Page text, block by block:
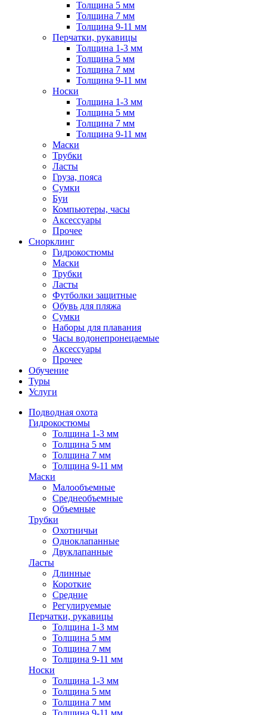
Толщина 5 мм
Толщина 7 мм
Толщина 9-11 мм
Перчатки, рукавицы
Толщина 1-3 мм
Толщина 5 мм
Толщина 7 мм
Толщина 9-11 мм
Носки
Толщина 1-3 мм
Толщина 5 мм
Толщина 7 мм
Толщина 9-11 мм
Маски
Трубки
Ласты
Груза, пояса
Сумки
Буи
Компьютеры, часы
Аксессуары
Прочее
Снорклинг
Гидрокостюмы
Маски
Трубки
Ласты
Футболки защитные
Обувь для пляжа
Сумки
Наборы для плавания
Часы водонепронецаемые
Аксессуары
Прочее
Обучение
Туры
Услуги
Подводная охота
Гидрокостюмы
Толщина 1-3 мм
Толщина 5 мм
Толщина 7 мм
Толщина 9-11 мм
Маски
Малообъемные
Среднеобъемные
Объемные
Трубки
Охотничьи
Одноклапанные
Двуклапанные
Ласты
Длинные
Короткие
Средние
Регулируемые
Перчатки, рукавицы
Толщина 1-3 мм
Толщина 5 мм
Толщина 7 мм
Толщина 9-11 мм
Носки
Толщина 1-3 мм
Толщина 5 мм
Толщина 7 мм
Толщина 9-11 мм